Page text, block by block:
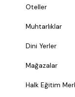
Oteller
Muhtarlıklar
Dini Yerler
Mağazalar
Halk Eğitim